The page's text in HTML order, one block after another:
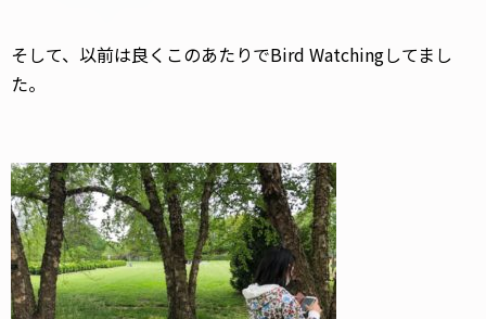
そして、以前は良くこのあたりでBird Watchingしてまし
た。